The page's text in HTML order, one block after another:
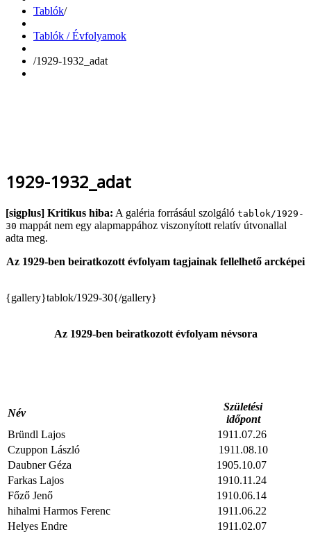
Tablók/
Tablók / Évfolyamok
/1929-1932_adat
1929-1932_adat
[sigplus] Kritikus hiba: A galéria forrásául szolgáló tablok/1929-
30 mappát nem egy alapmappához viszonyított relatív útvonallal
adta meg.
Az 1929-ben beiratkozott évfolyam tagjainak fellelhető arcképei
{gallery}tablok/1929-30{/gallery}
Az 1929-ben beiratkozott évfolyam névsora
Név
Születési
időpont
Bründl Lajos
1911.07.26
Czuppon László
1911.08.10
Daubner Géza
1905.10.07
Farkas Lajos
1910.11.24
Főző Jenő
1910.06.14
hihalmi Harmos Ferenc
1911.06.22
Helyes Endre
1911.02.07